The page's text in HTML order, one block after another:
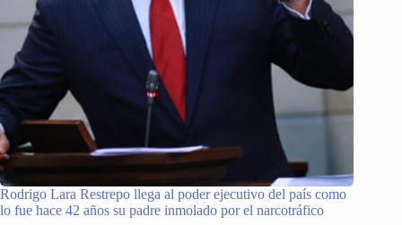
Rodrigo Lara Restrepo llega al poder ejecutivo del país como
lo fue hace 42 años su padre inmolado por el narcotráfico